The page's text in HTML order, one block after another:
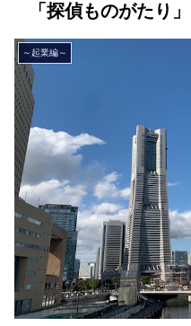
「探偵ものがたり」
～起業編～